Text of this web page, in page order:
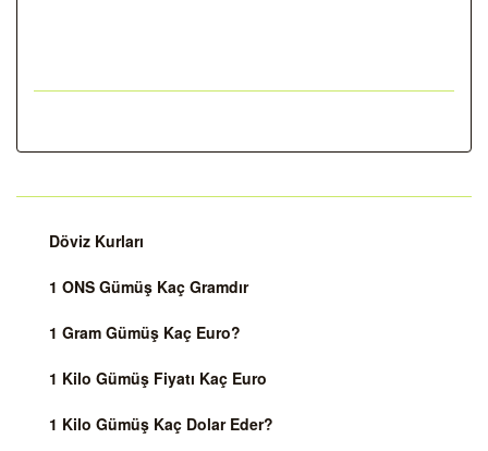
Döviz Kurları
1 ONS Gümüş Kaç Gramdır
1 Gram Gümüş Kaç Euro?
1 Kilo Gümüş Fiyatı Kaç Euro
1 Kilo Gümüş Kaç Dolar Eder?